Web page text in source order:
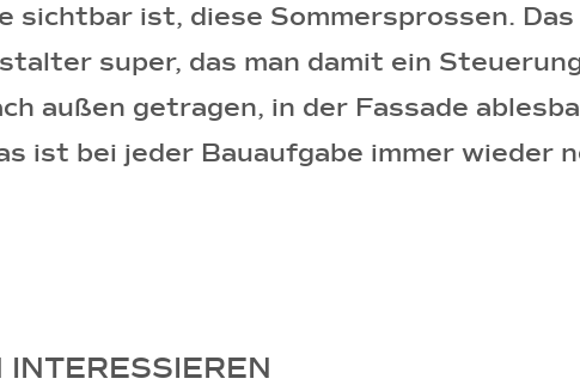
sichtbar ist, diese Sommersprossen.
super, das man damit ein
außen getragen, in der Fassade
ist bei jeder Bauaufgabe immer wieder